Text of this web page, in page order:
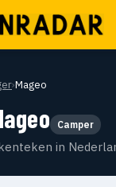
›Mageo
Camper
in